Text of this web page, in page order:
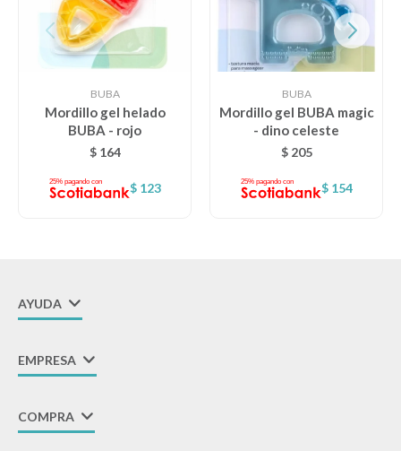
BUBA
Mordillo gel helado
BUBA - rojo
$ 164
$ 123
BUBA
Mordillo gel BUBA magic
- dino celeste
$ 205
$ 154
AYUDA
EMPRESA
COMPRA
Bolsos y mochilas maternales
Vestimenta
Sale
Contacto
Local MVD Kids